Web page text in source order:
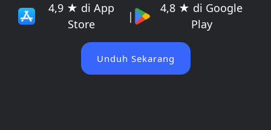
4,9 ★ di App
Store
|
4,8 ★ di Google
Play
Unduh Sekarang